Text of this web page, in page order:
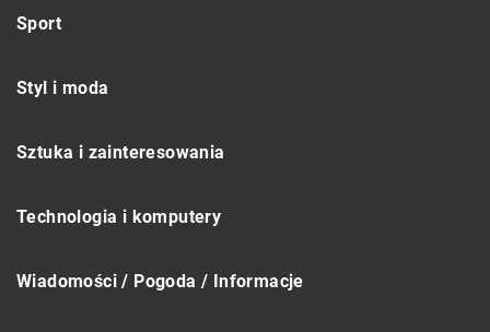
Sport
Styl i moda
Sztuka i zainteresowania
Technologia i komputery
Wiadomości / Pogoda / Informacje